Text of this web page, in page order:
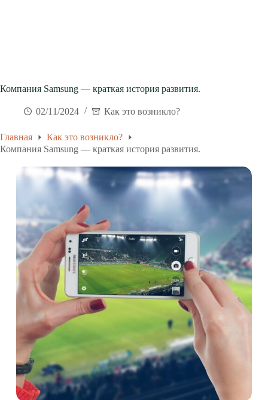
Компания Samsung — краткая история развития.
02/11/2024 Как это возникло?
Главная
Как это возникло?
Компания Samsung — краткая история развития.